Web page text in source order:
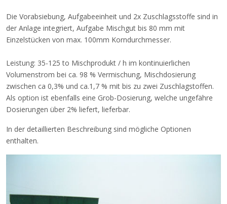
Die Vorabsiebung, Aufgabeeinheit und 2x Zuschlagsstoffe sind in
der Anlage integriert, Aufgabe Mischgut bis 80 mm mit
Einzelstücken von max. 100mm Korndurchmesser.
Leistung: 35-125 to Mischprodukt / h im kontinuierlichen
Volumenstrom bei ca. 98 % Vermischung, Mischdosierung
zwischen ca 0,3% und ca.1,7 % mit bis zu zwei Zuschlagstoffen.
Als option ist ebenfalls eine Grob-Dosierung, welche ungefähre
Dosierungen über 2% liefert, lieferbar.
In der detaillierten Beschreibung sind mögliche Optionen
enthalten.